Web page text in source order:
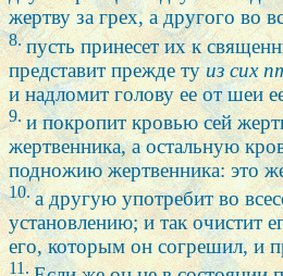
жертву за грех, а другого во
8.пусть принесет их к
представит прежде туиз сих
и надломит голову ее от шеи
9. и покропит кровью сей
жертвенника, а остальную
подножию жертвенника: это
10.а другую употребит во
установлению; и так очистит
его, которым он согрешил, и
11.